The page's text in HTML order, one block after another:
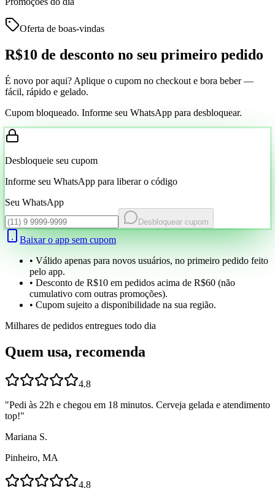
Oferta de boas-vindas
R$10 de desconto no seu primeiro pedido
É novo por aqui? Aplique o cupom no checkout e bora beber —
fácil, rápido e gelado.
Cupom bloqueado. Informe seu WhatsApp para desbloquear.
Desbloqueie seu cupom
Informe seu WhatsApp para liberar o código
Seu WhatsApp
Desbloquear cupom
Baixar o app sem cupom
• Válido apenas para novos usuários, no primeiro pedido feito
pelo app.
• Desconto de R$10 em pedidos acima de R$60 (não
cumulativo com outras promoções).
• Cupom sujeito a disponibilidade na sua região.
Milhares de pedidos entregues todo dia
Quem usa, recomenda
4.8
"Pedi às 22h e chegou em 18 minutos. Cerveja gelada e atendimento
top!"
Mariana S.
Pinheiro, MA
4.8